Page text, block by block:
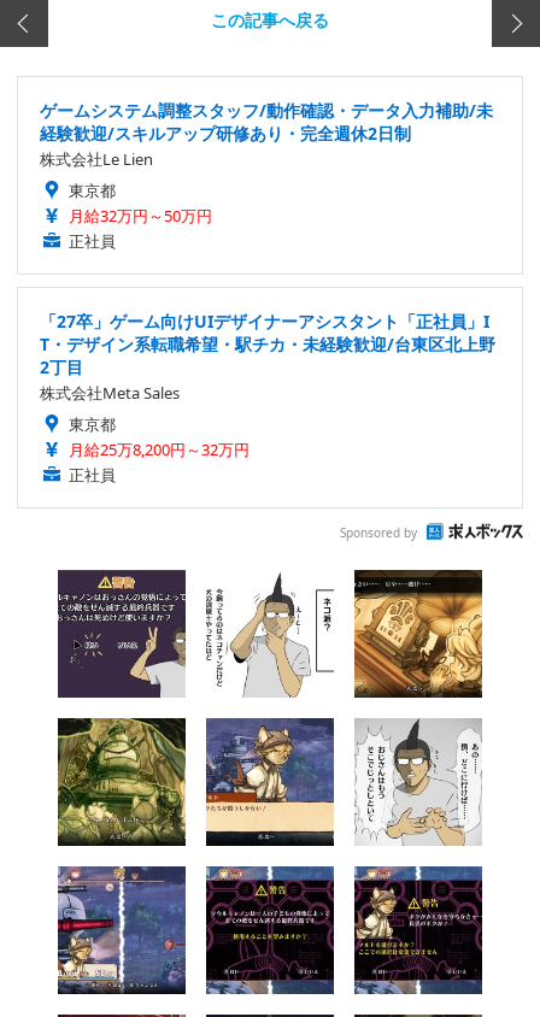
この記事へ戻る
ゲームシステム調整スタッフ/動作確認・データ入力補助/未
経験歓迎/スキルアップ研修あり・完全週休2日制
株式会社Le Lien
東京都
月給32万円～50万円
正社員
「27卒」ゲーム向けUIデザイナーアシスタント「正社員」I
T・デザイン系転職希望・駅チカ・未経験歓迎/台東区北上野
2丁目
株式会社Meta Sales
東京都
月給25万8,200円～32万円
正社員
Sponsored by